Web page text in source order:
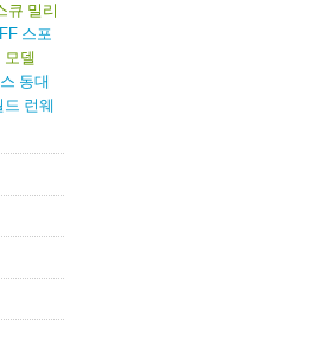
큐 밀리
스포
모델
동대
드 런웨